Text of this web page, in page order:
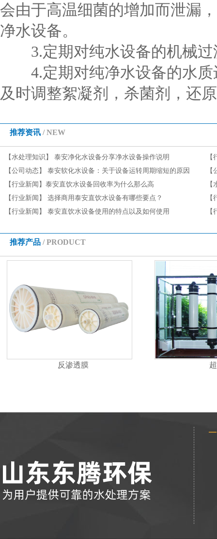
会由于高温细菌的增加而泄漏
净水设备。
3.定期对纯水设备的机械过
4.定期对纯净水设备的水质
及时调整絮凝剂，杀菌剂，还
推荐资讯 / NEW
【水处理知识】 泰安净化水设备分享净水设备操作说明
【公司动态】
泰安软化水设备：关于设备运转周期缩短的原因
有哪些
收
【行业新闻】 泰安直饮水设备回收率为什么那么高
【行业新闻】
选择商用泰安直饮水设备有哪些要点？
【行业新闻】
泰安直饮水设备使用的特点以及如何使用
推荐产品 / PRODUCT
反渗透膜